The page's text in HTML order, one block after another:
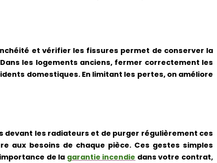
et vérifier les fissures permet de conserver la
les logements anciens, fermer correctement les
domestiques. En limitant les pertes, on améliore
devant les radiateurs et de purger régulièrement ces
aux besoins de chaque pièce. Ces gestes simples
de la garantie incendie dans votre contrat,